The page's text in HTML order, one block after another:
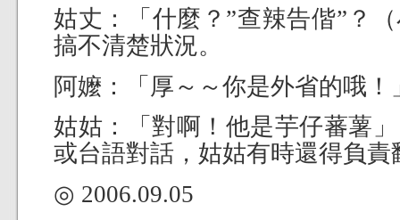
姑丈：「什麼？”查辣告偕”？
搞不清楚狀況。
阿嬤：「厚～～你是外省的哦！
姑姑：「對啊！他是芋仔蕃薯
或台語對話，姑姑有時還得負責
◎ 2006.09.05